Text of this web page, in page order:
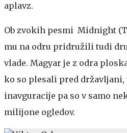
aplavz.
Ob zvokih pesmi Midnight
mu na odru pridružili tudi
vlade. Magyar je z odra
ko so plesali pred
inavguracije pa so v samo
milijone ogledov.